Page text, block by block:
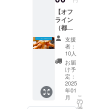
す。 電
話番号
のみ備
考欄へ
記載い
ただけ
ればと
思いま
す。 な
お、公
序良俗
に反す
る内容
知され
る街コ
ンに参
加でき
るチ
ケット
（飲食
代含
む）を2
枚ご提
供しま
す。
（ご友
【オフ
ライン
（都
内）異
業種交
流会参
加券】
メール
にて告
知され
るオフ
ライン
支援
者：
10人
お届
け予
定：
2025
年01
月
こ
の
リ